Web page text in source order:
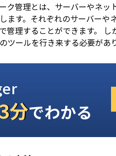
ク管理とは、サーバーやネ
ます。それぞれのサーバー
管理することができます。
ツールを行き来する必要があ
分でわかる